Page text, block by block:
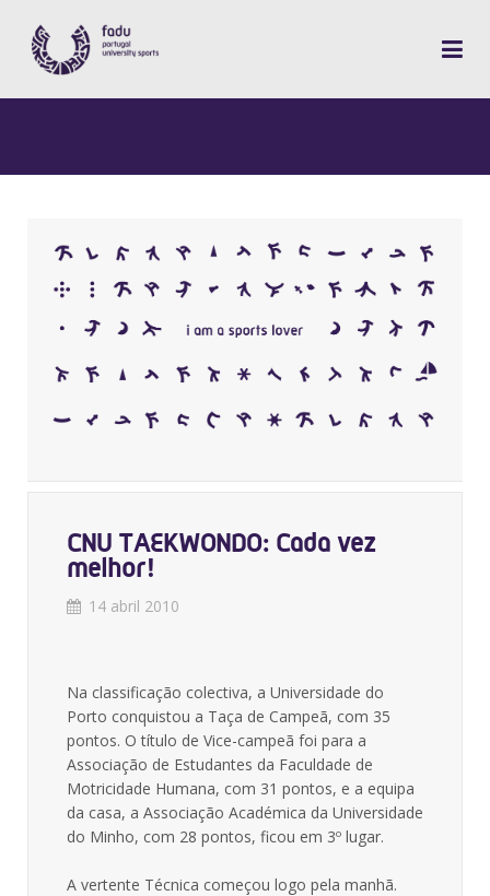
CNU TAEKWONDO: Cada vez
melhor!
14 abril 2010
Na classificação colectiva, a Universidade do
Porto conquistou a Taça de Campeã, com 35
pontos. O título de Vice-campeã foi para a
Associação de Estudantes da Faculdade de
Motricidade Humana, com 31 pontos, e a equipa
da casa, a Associação Académica da Universidade
do Minho, com 28 pontos, ficou em 3º lugar.
A vertente Técnica começou logo pela manhã.